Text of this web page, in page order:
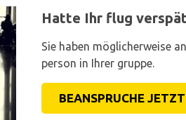
Hatte Ihr flug
Sie haben möglicherweise
person in Ihrer gruppe.
BEANSPRUCHE